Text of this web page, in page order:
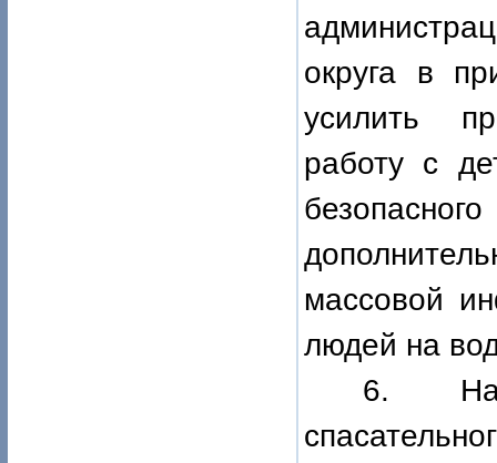
округа в
усилить
работу с
массовой
людей на
6.